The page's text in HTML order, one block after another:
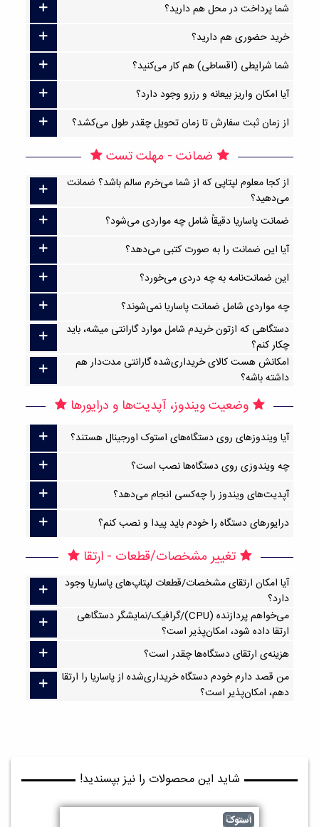
شما پرداخت در محل هم دارید؟
خرید حضوری هم دارید؟
شما شرایطی (اقساطی) هم کار می‌کنید؟
آیا امکان واریز بیعانه و رزرو وجود دارد؟
از زمان ثبت سفارش تا زمان تحویل چقدر طول می‌کشد؟
ضمانت - مهلت تست
از کجا معلوم لپتاپی که از شما می‌خرم سالم باشد؟ ضمانت
می‌دهید؟
ضمانت پاساریا دقیقاً شامل چه مواردی می‌شود؟
آیا این ضمانت را به صورت کتبی می‌دهد؟
این ضمانت‌نامه به چه دردی می‌خورد؟
چه مواردی شامل ضمانت پاساریا نمی‌شوند؟
دستگاهی که ازتون خریدم شامل موارد گارانتی میشه، باید
چکار کنم؟
امکانش هست کالای خریداری‌شده گارانتی مدت‌دار هم
داشته باشه؟
وضعیت ویندوز، آپدیت‌ها و درایورها
آیا ویندوزهای روی دستگاه‌های استوک اورجینال هستند؟
چه ویندوزی روی دستگاه‌ها نصب است؟
آپدیت‌های ویندوز را چه‌کسی انجام می‌دهد؟
درایورهای دستگاه را خودم باید پیدا و نصب کنم؟
تغییر مشخصات/قطعات - ارتقا
آیا امکان ارتقا‌ی مشخصات/قطعات لپتاپ‌های پاساریا وجود
دارد؟
می‌خواهم پردازنده (CPU)/گرافیک/نمایشگر دستگاهی
ارتقا داده شود، امکان‌پذیر است؟
هزینه‌ی ارتقای دستگاه‌ها چقدر است؟
من قصد دارم خودم دستگاه خریداری‌شده از پاساریا را ارتقا
دهم، امکان‌پذیر است؟
شاید این محصولات را نیز بپسندید!
گرید B
استوک